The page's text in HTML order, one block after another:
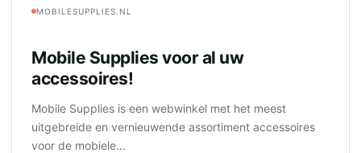
MOBILESUPPLIES.NL
Mobile Supplies voor al uw
accessoires!
Mobile Supplies is een webwinkel met het meest
uitgebreide en vernieuwende assortiment accessoires
voor de mobiele...